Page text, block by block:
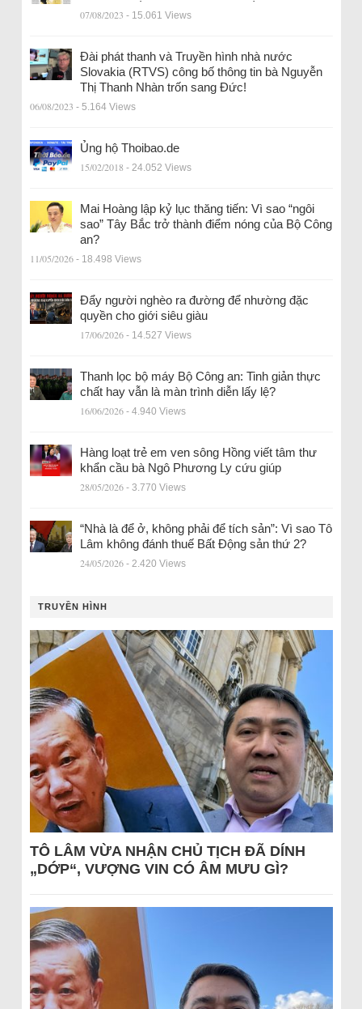
07/08/2023 - 15.061 Views
Đài phát thanh và Truyền hình nhà nước
Slovakia (RTVS) công bố thông tin bà Nguyễn
Thị Thanh Nhàn trốn sang Đức!
06/08/2023 - 5.164 Views
Ủng hộ Thoibao.de
15/02/2018 - 24.052 Views
Mai Hoàng lập kỷ lục thăng tiến: Vì sao “ngôi
sao” Tây Bắc trở thành điểm nóng của Bộ Công
an?
11/05/2026 - 18.498 Views
Đẩy người nghèo ra đường để nhường đặc
quyền cho giới siêu giàu
17/06/2026 - 14.527 Views
Thanh lọc bộ máy Bộ Công an: Tinh giản thực
chất hay vẫn là màn trình diễn lấy lệ?
16/06/2026 - 4.940 Views
Hàng loạt trẻ em ven sông Hồng viết tâm thư
khẩn cầu bà Ngô Phương Ly cứu giúp
28/05/2026 - 3.770 Views
“Nhà là để ở, không phải để tích sản”: Vì sao Tô
Lâm không đánh thuế Bất Động sản thứ 2?
24/05/2026 - 2.420 Views
TRUYỀN HÌNH
TÔ LÂM VỪA NHẬN CHỦ TỊCH ĐÃ DÍNH
„DỚP“, VƯỢNG VIN CÓ ÂM MƯU GÌ?